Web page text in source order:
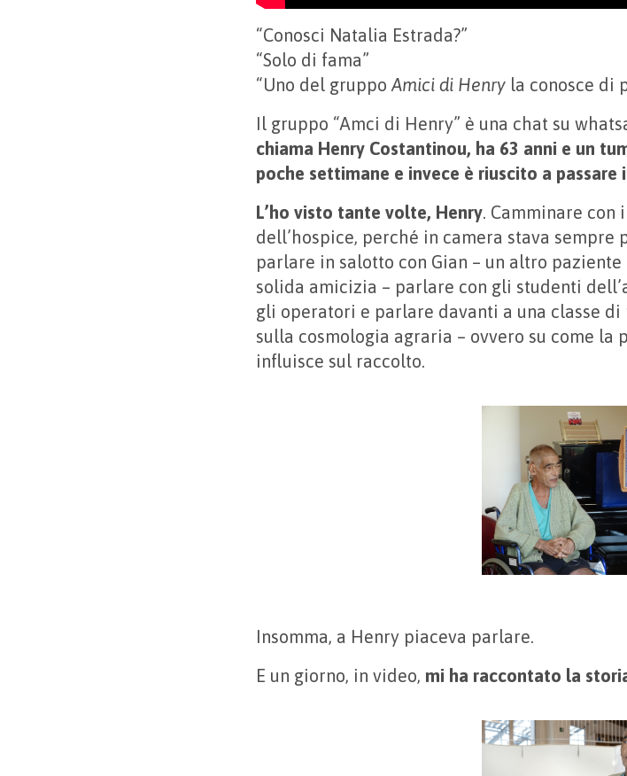
“Conosci Natalia Estrada?”
“Solo di fama”
“Uno del gruppoAmici di Henry la conosce di
Il gruppo “Amci di Henry” è una chat su
chiama Henry Costantinou, ha 63 anni e un
poche settimane e invece è riuscito a passare
L’ho visto tante volte, Henry. Camminare
dell’hospice, perché in camera stava sempre
parlare in salotto con Gian – un altro
solida amicizia – parlare con gli studenti
gli operatori e parlare davanti a una classe
sulla cosmologia agraria – ovvero su come la
influisce sul raccolto.
Insomma, a Henry piaceva parlare.
E un giorno, in video, mi ha raccontato la